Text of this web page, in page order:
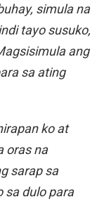
simula na
tayo susuko,
ang
sa ating
ko at
oras na
sarap sa
sa dulo para